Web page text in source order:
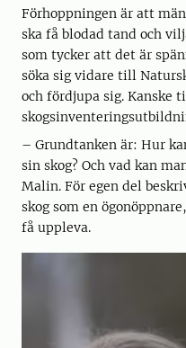
Förhoppningen är att
ska få blodad tand och
som tycker att det är
söka sig vidare till
och fördjupa sig. Kanske
– Grundtanken är: Hur
sin skog? Och vad kan
Malin. För egen del
skog som en
få uppleva.